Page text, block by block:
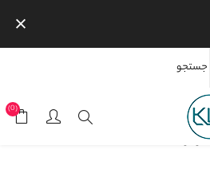
جستجو
(0)
موجود نیست